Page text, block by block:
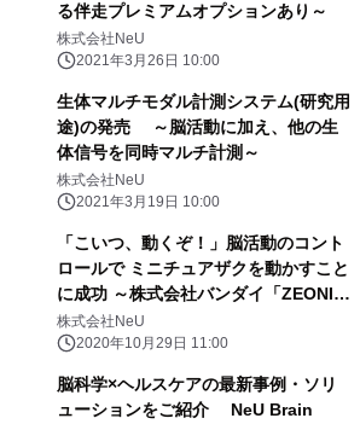
る伴走プレミアムオプションあり～
株式会社NeU
2021年3月26日 10:00
生体マルチモダル計測システム(研究用
途)の発売 ～脳活動に加え、他の生
体信号を同時マルチ計測～
株式会社NeU
2021年3月19日 10:00
「こいつ、動くぞ！」脳活動のコント
ロールで ミニチュアザクを動かすこと
に成功 ～株式会社バンダイ「ZEONIC
TECHNICS」との リサーチコラボレー
ション～
株式会社NeU
2020年10月29日 11:00
脳科学×ヘルスケアの最新事例・ソリ
ューションをご紹介 NeU Brain